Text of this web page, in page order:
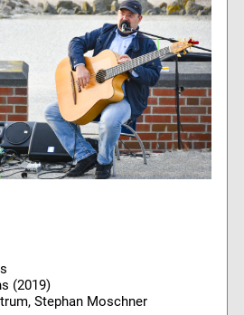
(2019)
Stephan Moschner